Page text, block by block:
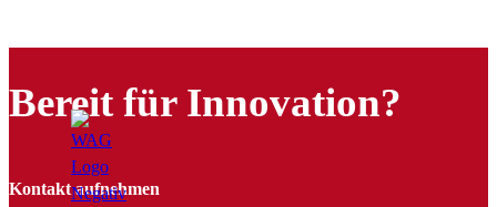
Bereit für Innovation?
Kontakt aufnehmen